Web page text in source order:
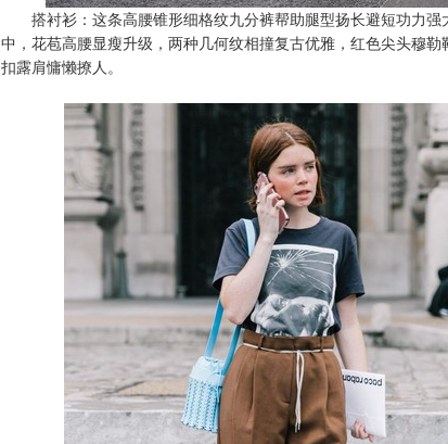
搭衬衫：这条高腰锥形细格纹九分裤帮助腿型扬长避短功力强
中，花苞高腰显瘦升级，两种几何纹相撞复古优雅，红色尖头穆勒
扣露肩慵懒撩人。